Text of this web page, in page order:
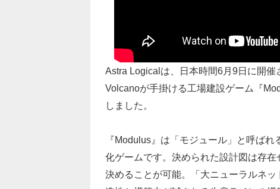
Astra Logicalは、日本時間6月9日に開
Volcanoが手掛ける工場建設ゲーム『
しました。
『Modulus』は「モジュール」と呼ば
化ゲームです。決められた設計図は存
決めることが可能。「大ニューラルネ